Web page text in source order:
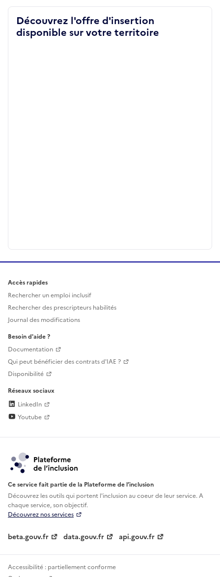
Découvrez l'offre d'insertion
disponible sur votre territoire
Accès rapides
Rechercher un emploi inclusif
Rechercher des prescripteurs habilités
Journal des modifications
Besoin d'aide ?
Documentation
Qui peut bénéficier des contrats d'IAE ?
Disponibilité
Réseaux sociaux
LinkedIn
Youtube
Ce service fait partie de la Plateforme de l’inclusion
Découvrez les outils qui portent l'inclusion aucoeur de leur service. A
chaque service, son objectif.
Découvrez nos services
beta.gouv.fr data.gouv.fr api.gouv.fr
Accessibilité : partiellement conforme